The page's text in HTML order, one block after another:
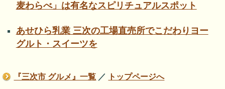
麦わらべ」は有名なスピリチュアルスポット
あせひら乳業 三次の工場直売所でこだわりヨー
グルト・スイーツを
『三次市 グルメ』一覧 ／ トップページへ